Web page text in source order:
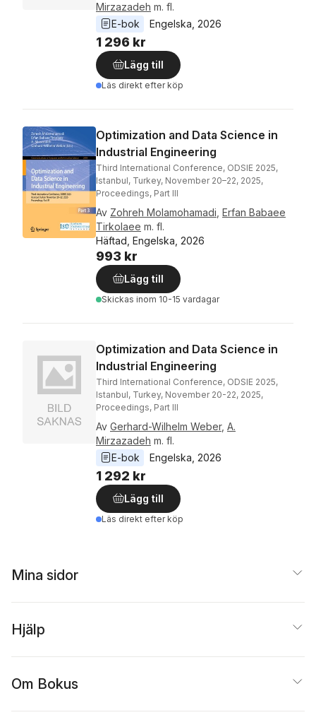
Mirzazadeh m. fl.
E-bok
Engelska 2026
1 296 kr
Lägg till
Läs direkt efter köp
Optimization and Data Science in
Industrial Engineering
Third International Conference, ODSIE 2025,
Istanbul, Turkey, November 20–22, 2025,
Proceedings, Part III
Av Zohreh Molamohamadi Erfan Babaee
Tirkolaee m. fl.
Häftad, Engelska, 2026
993 kr
Lägg till
Skickas inom 10-15 vardagar
Optimization and Data Science in
Industrial Engineering
Third International Conference, ODSIE 2025,
Istanbul, Turkey, November 20-22, 2025,
Proceedings, Part III
Av Gerhard-Wilhelm Weber, A.
Mirzazadeh m. fl.
E-bok
Engelska 2026
1 292 kr
Lägg till
Läs direkt efter köp
Mina sidor
Hjälp
Om Bokus